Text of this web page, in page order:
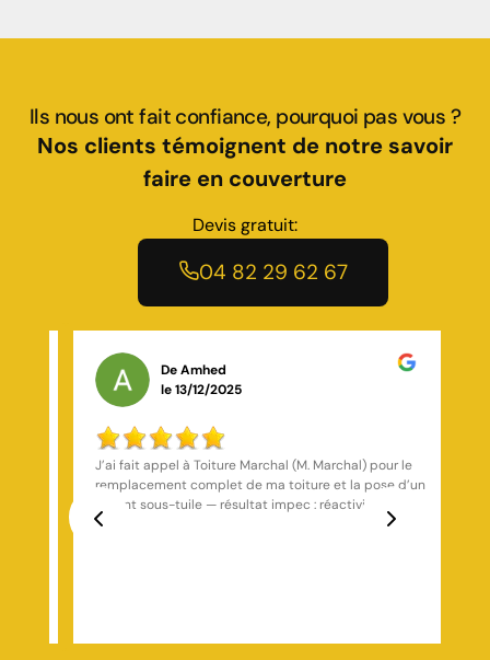
Ils nous ont fait confiance, pourquoi pas vous ?
Nos clients témoignent de notre savoir
faire en couverture
Devis gratuit:
04 82 29 62 67
De Stéphane Chalopin
le 10/11/2025
Entreprise très sérieuse Travail très propre, rapide et
efficace, ramassage du chantier après chaque fin de
journée, super expérience avec cette entreprise je
recommande fortement